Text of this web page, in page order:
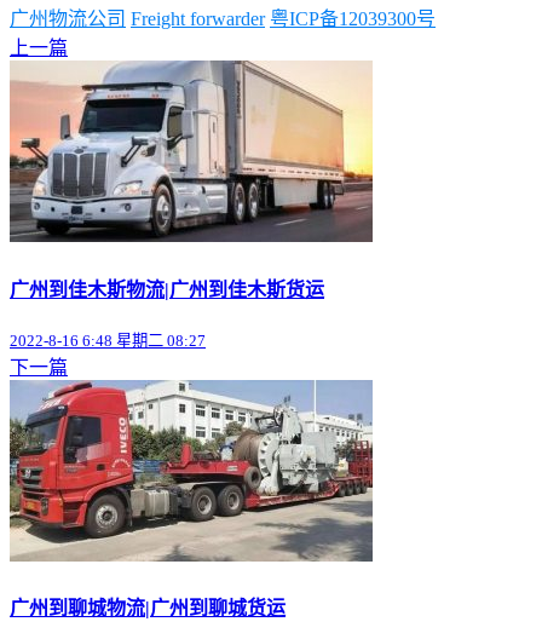
广州物流公司 Freight forwarder 粤ICP备12039300号
上一篇
广州到佳木斯物流|广州到佳木斯货运
2022-8-16 6:48 星期二 08:27
下一篇
广州到聊城物流|广州到聊城货运